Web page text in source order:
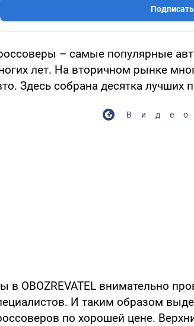
– самые популярные
лет. На вторичном рынке
Здесь собрана десятка лучших
в OBOZREVATEL внимательно
И таким образом
по хорошей цене.